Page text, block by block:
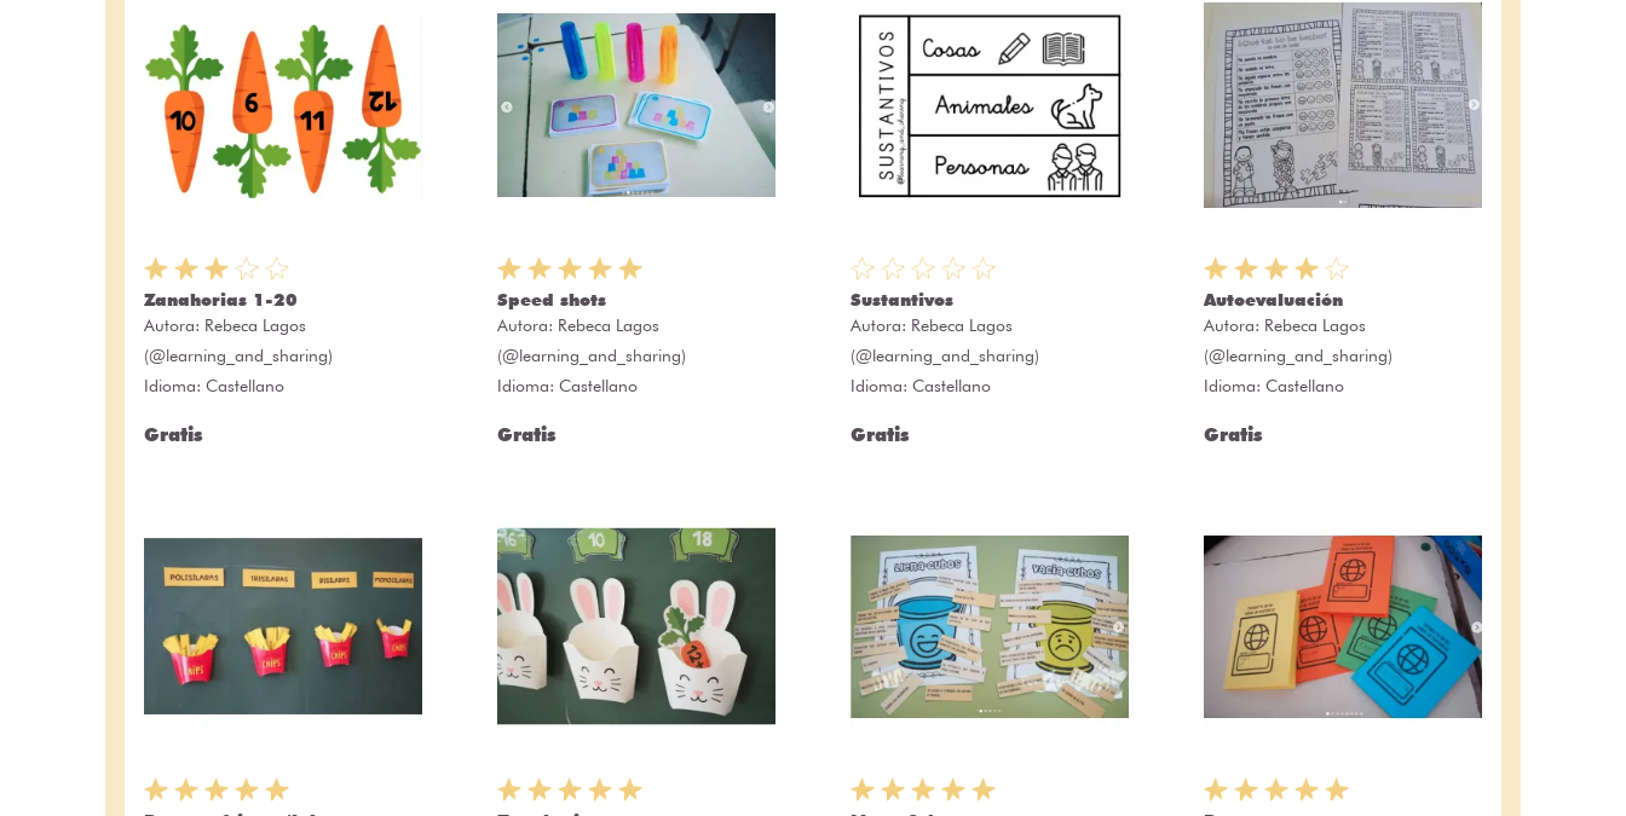
Zanahorias 1-20
Autora: Rebeca Lagos
(@learning_and_sharing)
Idioma: Castellano
Gratis
Speed shots
Autora: Rebeca Lagos
(@learning_and_sharing)
Idioma: Castellano
Gratis
Sustantivos
Autora: Rebeca Lagos
(@learning_and_sharing)
Idioma: Castellano
Gratis
Autoevaluación
Autora: Rebeca Lagos
(@learning_and_sharing)
Idioma: Castellano
Gratis